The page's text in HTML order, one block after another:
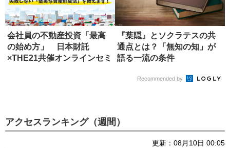
会社員の不動産投資「最高
の始め方」 日本財託
×THE21共催オンラインセミ
『葉隠』とソクラテスの共
通点とは？「無知の知」が
語る一流の条件
Recommended by
アクセスランキング（週間）
更新：08月10日 00:05